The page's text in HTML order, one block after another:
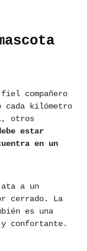
compañero
cada kilómetro
otros
estar
en un
a un
cerrado. La
es una
confortante.